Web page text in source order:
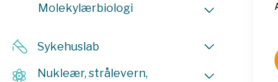
Molekylærbiologi
Sykehuslab
Nukleær, strålevern,